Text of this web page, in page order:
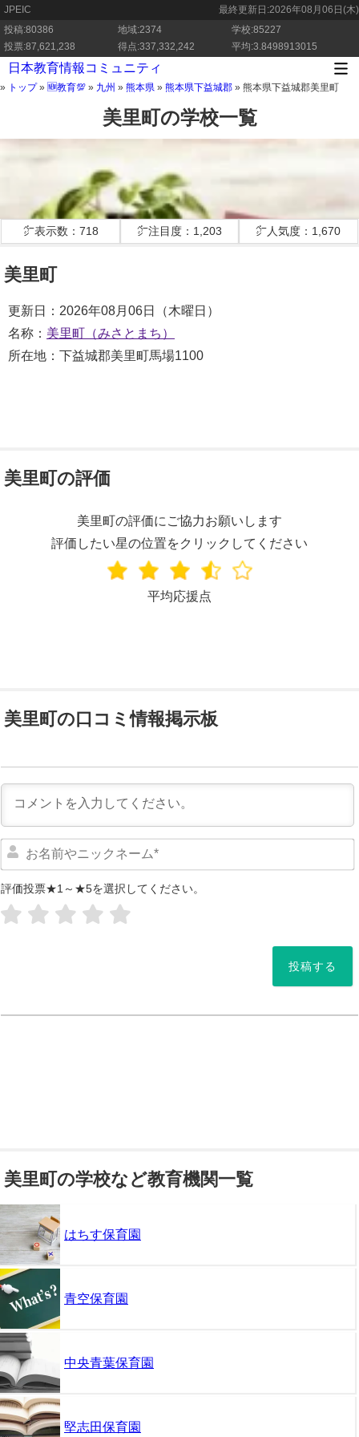
JPEIC 最終更新日:2026年08月06日(木)
投稿:80386
地域:2374
学校:85227
投票:87,621,238
得点:337,332,242 平均:3.8498913015
日本教育情報コミュニティ
» トップ» 🆕教育💯 » 九州 » 熊本県 » 熊本県下益城郡 » 熊本県下益城郡美里町
美里町の学校一覧
㌻表示数：718 ㌻注目度：1,203 ㌻人気度：1,670
美里町
更新日：2026年08月06日（木曜日）
名称： 美里町（みさとまち）
所在地：下益城郡美里町馬場1100
美里町の評価
美里町の評価にご協力お願いします
評価したい星の位置をクリックしてください
平均応援点
美里町の口コミ情報掲示板
評価投票★1～★5を選択してください。
美里町の学校など教育機関一覧
はちす保育園
青空保育園
中央青葉保育園
堅志田保育園